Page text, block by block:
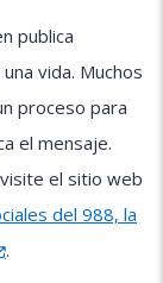
publica
vida. Muchos
proceso para
el mensaje.
el sitio web
del 988, la
.